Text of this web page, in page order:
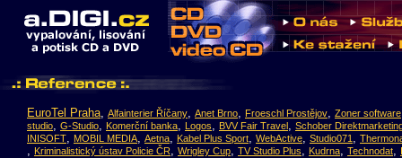
EuroTel Praha, Alfainterier Říčany, Anet Brno, Froeschl Prostějov, Zoner software
studio, G-Studio, Komerční banka, Logos, BVV Fair Travel, Schober
INISOFT, MOBIL MEDIA, Aetna, Kabel Plus Sport, WebActive, Studio071 ,
, Kriminalistický ústav Policie ČR, Wrigley Cup, TV Studio Plus, Kudrna, Technodat,